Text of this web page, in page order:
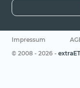
Impressum
© 2008 - 2026 -